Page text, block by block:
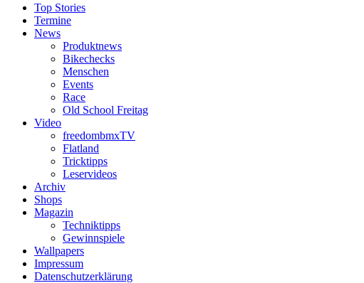
Top Stories
Termine
News
Produktnews
Bikechecks
Menschen
Events
Race
Old School Freitag
Video
freedombmxTV
Flatland
Tricktipps
Leservideos
Archiv
Shops
Magazin
Techniktipps
Gewinnspiele
Wallpapers
Impressum
Datenschutzerklärung